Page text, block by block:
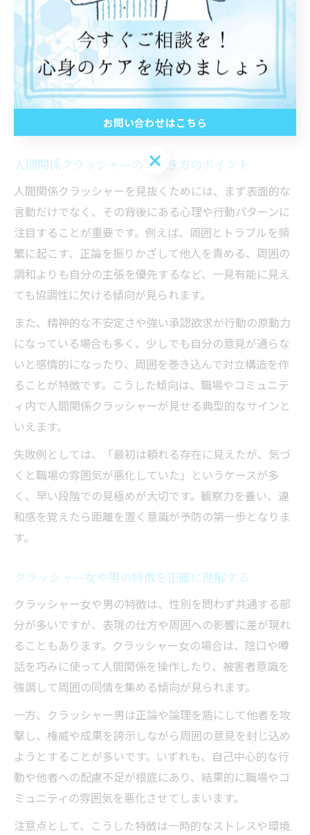
ことができます。
特徴を押さえて人間関係クラッシ
ャーを見抜く技術
人間関係クラッシャーの見抜き方のポイント
人間関係クラッシャーを見抜くためには、まず表面的な
言動だけでなく、その背後にある心理や行動パターンに
注目することが重要です。例えば、周囲とトラブルを頻
繁に起こす、正論を振りかざして他人を責める、周囲の
調和よりも自分の主張を優先するなど、一見有能に見え
ても協調性に欠ける傾向が見られます。
また、精神的な不安定さや強い承認欲求が行動の原動力
になっている場合も多く、少しでも自分の意見が通らな
いと感情的になったり、周囲を巻き込んで対立構造を作
ることが特徴です。こうした傾向は、職場やコミュニテ
ィ内で人間関係クラッシャーが見せる典型的なサインと
いえます。
失敗例としては、「最初は頼れる存在に見えたが、気づ
くと職場の雰囲気が悪化していた」というケースが多
く、早い段階での見極めが大切です。観察力を養い、違
和感を覚えたら距離を置く意識が予防の第一歩となりま
す。
クラッシャー女や男の特徴を正確に理解する
クラッシャー女や男の特徴は、性別を問わず共通する部
分が多いですが、表現の仕方や周囲への影響に差が現れ
ることもあります。クラッシャー女の場合は、陰口や噂
話を巧みに使って人間関係を操作したり、被害者意識を
強調して周囲の同情を集める傾向が見られます。
一方、クラッシャー男は正論や論理を盾にして他者を攻
撃し、権威や成果を誇示しながら周囲の意見を封じ込め
ようとすることが多いです。いずれも、自己中心的な行
動や他者への配慮不足が根底にあり、結果的に職場やコ
ミュニティの雰囲気を悪化させてしまいます。
注意点として、こうした特徴は一時的なストレスや環境
お問い合わせはこちら
お問い合わせはこちら